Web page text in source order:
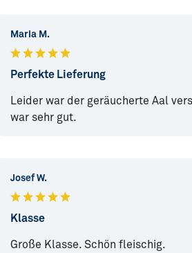
Maria M.
Perfekte Lieferung
Leider war der geräucherte Aal
war sehr gut.
Josef W.
Klasse
Große Klasse. Schön fleischig.